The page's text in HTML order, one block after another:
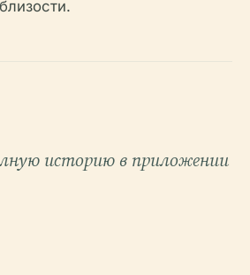
историю в приложении